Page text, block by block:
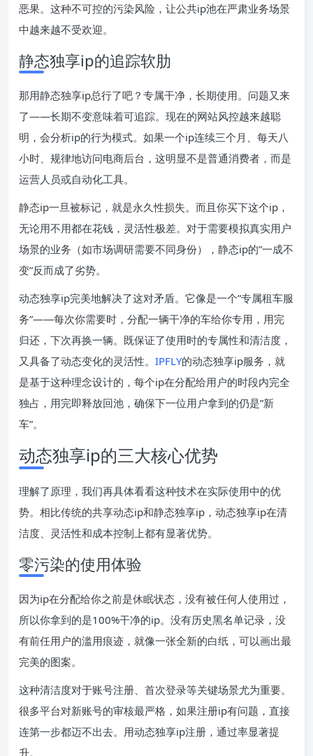
恶果。这种不可控的污染风险，让公共ip池在严肃业务场景
中越来越不受欢迎。
静态独享ip的追踪软肋
那用静态独享ip总行了吧？专属干净，长期使用。问题又来
了——长期不变意味着可追踪。现在的网站风控越来越聪
明，会分析ip的行为模式。如果一个ip连续三个月、每天八
小时、规律地访问电商后台，这明显不是普通消费者，而是
运营人员或自动化工具。
静态ip一旦被标记，就是永久性损失。而且你买下这个ip，
无论用不用都在花钱，灵活性极差。对于需要模拟真实用户
场景的业务（如市场调研需要不同身份），静态ip的”一成不
变”反而成了劣势。
动态独享ip完美地解决了这对矛盾。它像是一个”专属租车服
务”——每次你需要时，分配一辆干净的车给你专用，用完
归还，下次再换一辆。既保证了使用时的专属性和清洁度，
又具备了动态变化的灵活性。 IPFLY的动态独享ip服务，就
是基于这种理念设计的，每个ip在分配给用户的时段内完全
独占，用完即释放回池，确保下一位用户拿到的仍是”新
车”。
动态独享ip的三大核心优势
理解了原理，我们再具体看看这种技术在实际使用中的优
势。相比传统的共享动态ip和静态独享ip，动态独享ip在清
洁度、灵活性和成本控制上都有显著优势。
零污染的使用体验
因为ip在分配给你之前是休眠状态，没有被任何人使用过，
所以你拿到的是100%干净的ip。没有历史黑名单记录，没
有前任用户的滥用痕迹，就像一张全新的白纸，可以画出最
完美的图案。
这种清洁度对于账号注册、首次登录等关键场景尤为重要。
很多平台对新账号的审核最严格，如果注册ip有问题，直接
连第一步都迈不出去。用动态独享ip注册，通过率显著提
升。